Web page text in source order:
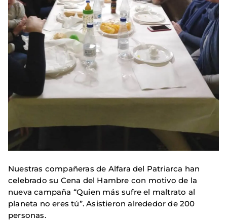
Nuestras compañeras de Alfara del Patriarca han
celebrado su Cena del Hambre con motivo de la
nueva campaña “Quien más sufre el maltrato al
planeta no eres tú”. Asistieron alrededor de 200
personas.